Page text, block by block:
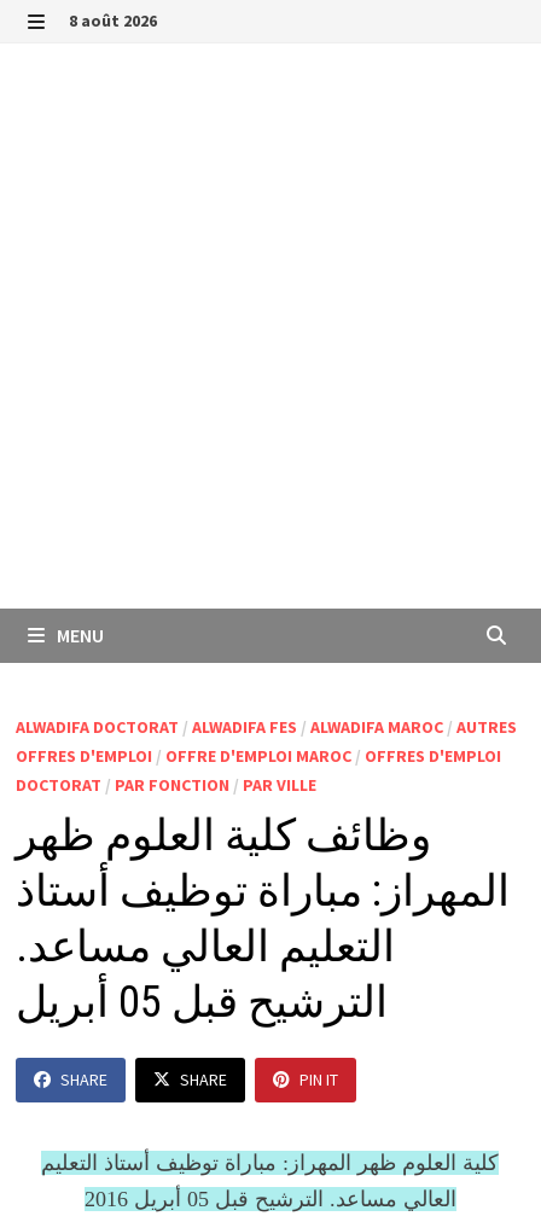
Passer
8 août 2026
MENU
ALWADIFA DOCTORAT / ALWADIFA FES / ALWADIFA MAROC/ AUTRES
OFFRES D'EMPLOI / OFFRE D'EMPLOI MAROC/ OFFRES D'EMPLOI
DOCTORAT / PAR FONCTION / PAR VILLE
وظائف كلية العلوم ظهر
المهراز: مباراة توظيف أستاذ
التعليم العالي مساعد.
الترشيح قبل 05 أبريل
SHARE SHARE PIN IT
كلية العلوم ظهر المهراز: مباراة توظيف أستاذ التعليم
العالي مساعد. الترشيح قبل 05 أبريل 2016